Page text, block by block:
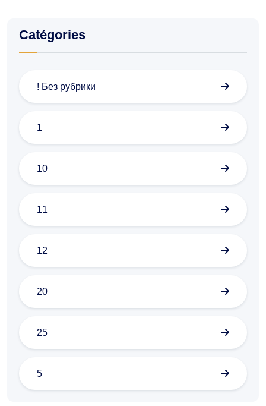
Catégories
! Без рубрики
1
10
11
12
20
25
5